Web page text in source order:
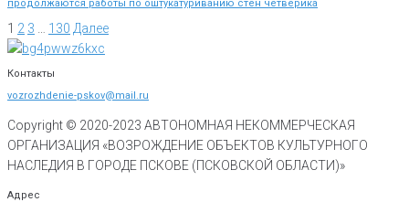
продолжаются работы по оштукатуриванию стен четверика
1 2 3 130 Далее
Контакты
vozrozhdenie-pskov@mail.ru
Copyright © 2020-2023 АВТОНОМНАЯ НЕКОММЕРЧЕСКАЯ
ОРГАНИЗАЦИЯ «ВОЗРОЖДЕНИЕ ОБЪЕКТОВ КУЛЬТУРНОГО
НАСЛЕДИЯ В ГОРОДЕ ПСКОВЕ (ПСКОВСКОЙ ОБЛАСТИ)»
Адрес